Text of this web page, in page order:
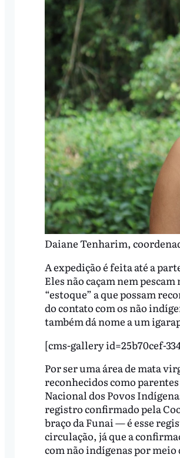
Daiane Tenharim,
A expedição é feita até a
Eles não caçam nem
“estoque” a que possam
do contato com os não
também dá nome a um
[cms-gallery id=25b70cef-
Por ser uma área de mata
reconhecidos como
Nacional dos Povos
registro confirmado pela
braço da Funai — é esse
circulação, já que a
com não indígenas por meio